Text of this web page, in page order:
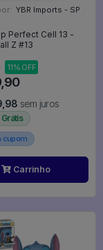
YBR Imports - SP
Perfect Cell 13 -
Dragon Ball Z #13
11% OFF
sem juros
cupom
Carrinho